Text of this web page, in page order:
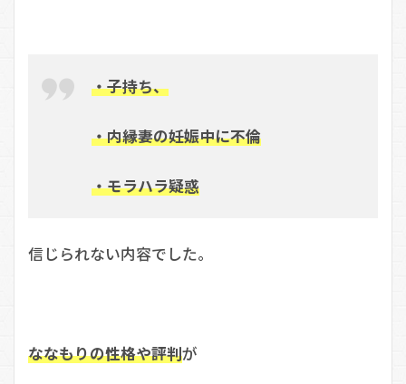
・子持ち、
・内縁妻の妊娠中に不倫
・モラハラ疑惑
信じられない内容でした。
ななもりの性格や評判が